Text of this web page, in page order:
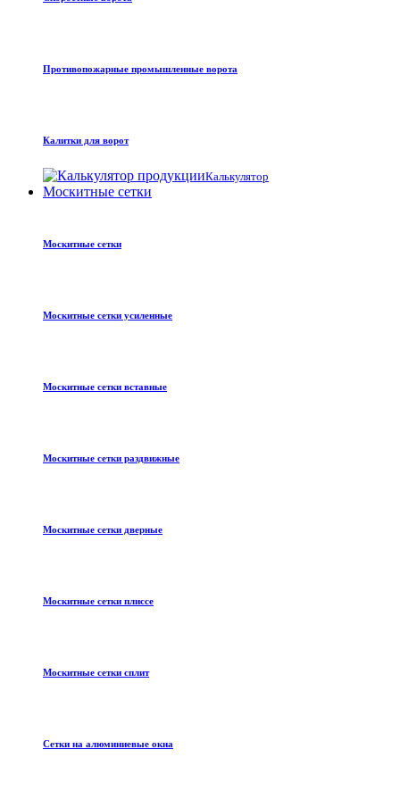
Противопожарные промышленные ворота
Калитки для ворот
Калькулятор
Москитные сетки
Москитные сетки
Москитные сетки усиленные
Москитные сетки вставные
Москитные сетки раздвижные
Москитные сетки дверные
Москитные сетки плиссе
Москитные сетки сплит
Сетки на алюминиевые окна